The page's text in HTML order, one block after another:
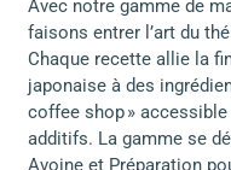
Avec notre gamme de
faisons entrer l’art du
Chaque recette allie la
japonaise à des
coffee shop »
additifs. La gamme se
Avoine et Préparation